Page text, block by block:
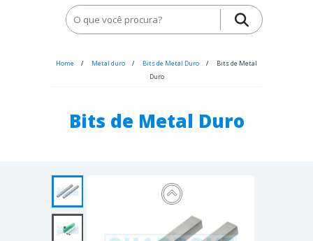
Home Metal duro Bits de Metal Duro
Bits de Metal
Duro
Bits de Metal Duro